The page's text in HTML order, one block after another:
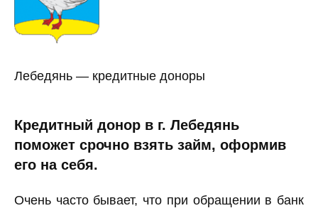
Лебедянь — кредитные доноры
Кредитный донор в г. Лебедянь
поможет срочно взять займ, оформив
его на себя.
Очень часто бывает, что при обращении в банк